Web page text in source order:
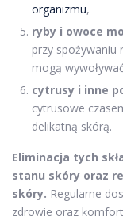
organizmu,
ryby i owoce
przy
mogą
cytrusy i inne
cytrusowe
delikatną skórą.
Eliminacja tych
stanu skóry oraz
skóry. Regularne
zdrowie oraz